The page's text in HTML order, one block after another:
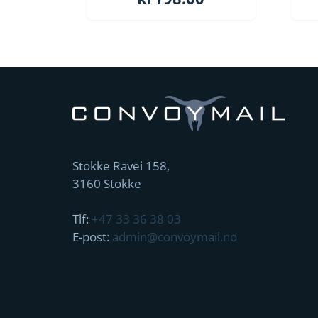
Stokke Ravei 158,
3160 Stokke
Tlf: +47 33 36 38 03
E-post: admin@convoymail.no